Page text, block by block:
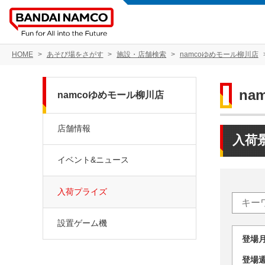
HOME あそび場をさがす 施設・店舗検索 namcoゆめモール柳川店
入荷
登
登
namcoゆめモール柳川店
店舗情報
イベント&ニュース
入荷プライズ
設置ゲーム機